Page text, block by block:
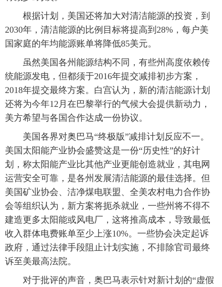
根据计划，美国还将加大对清洁能源的投资，到
2030年，清洁能源的比例目标将提高到28%，每户美
国家庭的年均能源账单将降低85美元。
虽然美国各州能源结构不同，有些州高度依赖传
统能源发电，但都须于2016年提交减排初步方案，
2018年提交最终方案。白宫认为，新的清洁能源计划
还将为今年12月在巴黎举行的气候大会提供新动力，
美方希望与各国合作达成一份协议。
美国各界对奥巴马“终极版”减排计划反应不一。
美国太阳能产业协会盛赞这是一份“历史性”的好计
划，称太阳能产业比其他产业更能创造就业，其电网
运营安全可靠，是各州发展清洁能源的最佳选择。但
美国矿业协会、洁净煤电联盟、全美农村电力合作协
会等组织认为，新方案将扼杀就业，一些州将不得不
建造更多太阳能或风电厂，这将推高成本，导致最低
收入群体电费账单至少上涨10%。一些协会决定起诉
政府，通过法律手段阻止计划实施，不排除官司最终
诉至美最高法院。
对于批评的声音，奥巴马表示针对新计划的“虚假